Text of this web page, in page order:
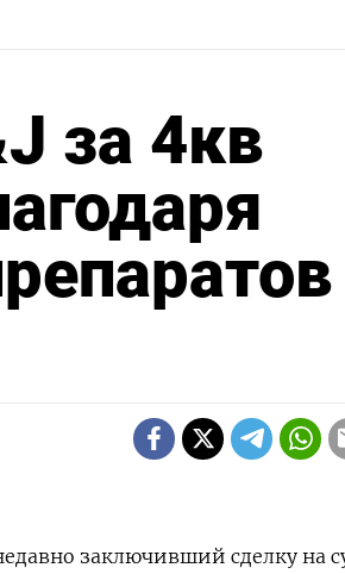
за 4кв
заключивший сделку на